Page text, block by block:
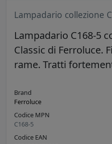
Lampadario collezione
Lampadario C168-5
Classic di Ferroluce.
rame. Tratti
Brand
Ferroluce
Codice MPN
C168-5
Codice EAN